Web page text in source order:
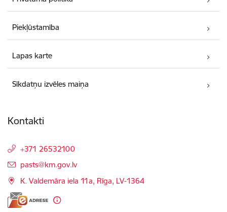
Piekļūstamība
Lapas karte
Sīkdatņu izvēles maiņa
Kontakti
+371 26532100
E-pasts:
pasts@km.gov.lv
K. Valdemāra iela 11a, Rīga, LV-1364